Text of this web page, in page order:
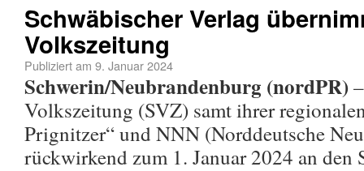
Schwäbischer Verlag
Volkszeitung
Publiziert am 9. Januar 2024
Schwerin/Neubrandenburg (nordPR)
Volkszeitung (SVZ) samt ihrer
Prignitzer“ und NNN (Norddeutsche
rückwirkend zum 1. Januar 2024 an den